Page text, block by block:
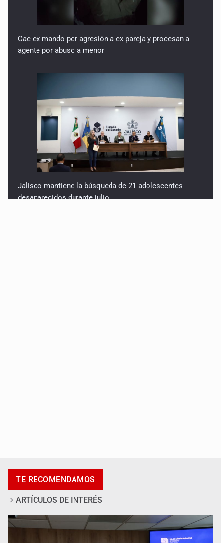
Cae ex mando por agresión a ex pareja y procesan a
agente por abuso a menor
Jalisco mantiene la búsqueda de 21 adolescentes
desaparecidos durante julio
Al archivo la mitad de quejas contra el Siapa
TE RECOMENDAMOS